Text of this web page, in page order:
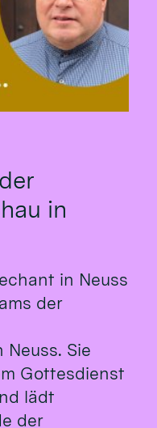
in
in Neuss
der
Sie
Gottesdienst
lädt
der